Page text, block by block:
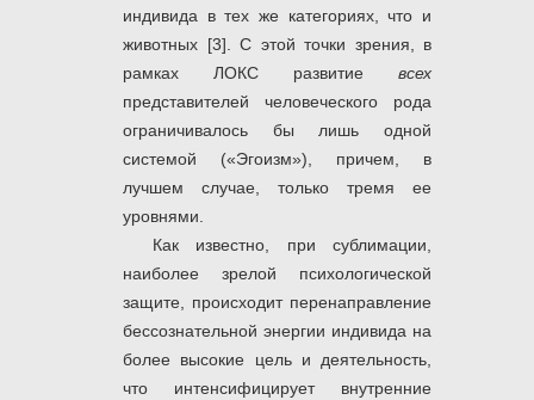
индивида в тех же категориях, что и
животных [3]. С этой точки зрения, в
рамках ЛОКС развитие всех
представителей человеческого рода
ограничивалось бы лишь одной
системой («Эгоизм»), причем, в
лучшем случае, только тремя ее
уровнями.
Как известно, при сублимации,
наиболее зрелой психологической
защите, происходит перенаправление
бессознательной энергии индивида на
более высокие цель и деятельность,
что интенсифицирует внутренние